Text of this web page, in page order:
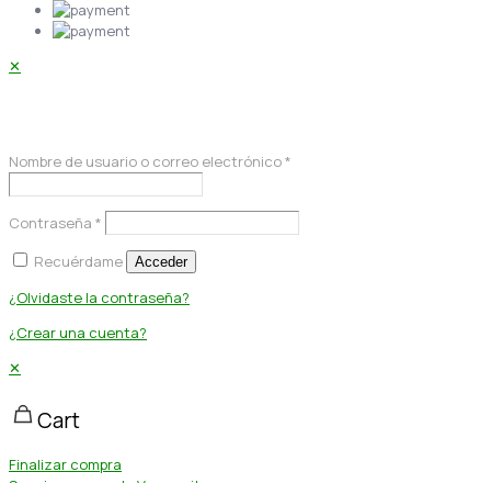
✕
Nombre de usuario o correo electrónico*
Contraseña *
Recuérdame
Acceder
¿Olvidaste la contraseña?
¿Crear una cuenta?
✕
Cart
Finalizar compra